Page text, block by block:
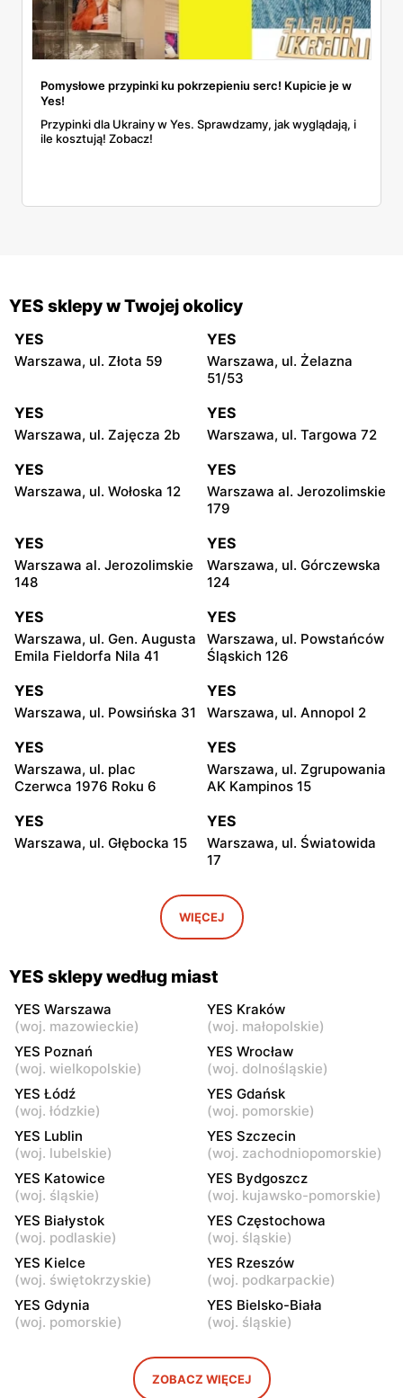
Pomysłowe przypinki ku pokrzepieniu serc! Kupicie je w
Yes!
Przypinki dla Ukrainy w Yes. Sprawdzamy, jak wyglądają, i
ile kosztują! Zobacz!
YES sklepy w Twojej okolicy
YES
Warszawa, ul. Złota 59
YES
Warszawa, ul. Żelazna
51/53
YES
Warszawa, ul. Zajęcza 2b
YES
Warszawa, ul. Targowa 72
YES
Warszawa, ul. Wołoska 12
YES
Warszawa al. Jerozolimskie
179
YES
Warszawa al. Jerozolimskie
148
YES
Warszawa, ul. Górczewska
124
YES
Warszawa, ul. Gen. Augusta
Emila Fieldorfa Nila 41
YES
Warszawa, ul. Powstańców
Śląskich 126
YES
Warszawa, ul. Powsińska 31
YES
Warszawa, ul. Annopol 2
YES
Warszawa, ul. plac
Czerwca 1976 Roku 6
YES
Warszawa, ul. Zgrupowania
AK Kampinos 15
YES
Warszawa, ul. Głębocka 15
YES
Warszawa, ul. Światowida
17
Warszawa, ul. Puławska 2
YES
Janki, ul. Mszczonowska 3
Pruszków, ul. Henryka
Sienkiewicza 19
Legionowo, ul. Jerzego
YES
Grodzisk Mazowiecki, ul.
Henryka Sienkiewicza
46/50
YES
Żyrardów, ul. 1 Maja 40
YES
Władysławowo, ul.
Ciechanowska 65
YES
Siedlce, ul. Józefa
Piłsudskiego 74
YES
Radom, ul. Bolesława
Chrobrego 1
YES
Płock, ul. Wyszogrodzka
127
YES
Radom al. Józefa
Grzecznarowskiego 28
YES
Kutno, ul. Kościuszki 73
Łódź, ul. Brzezińska 27/29
Łódź al. Marsz. Józefa
Piłsudskiego 15/23
WIĘCEJ
YES sklepy według miast
YES Warszawa
(woj. mazowieckie)
YES Kraków
(woj. małopolskie)
YES Poznań
(woj. wielkopolskie)
YES Wrocław
(woj. dolnośląskie)
YES Łódź
(woj. łódzkie)
YES Gdańsk
(woj. pomorskie)
YES Lublin
(woj. lubelskie)
YES Szczecin
(woj. zachodniopomorskie)
YES Katowice
(woj. śląskie)
YES Bydgoszcz
(woj. kujawsko-pomorskie)
YES Białystok
(woj. podlaskie)
YES Częstochowa
(woj. śląskie)
YES Kielce
(woj. świętokrzyskie)
YES Rzeszów
(woj. podkarpackie)
YES Gdynia
(woj. pomorskie)
YES Bielsko-Biała
(woj. śląskie)
ZOBACZ WIĘCEJ